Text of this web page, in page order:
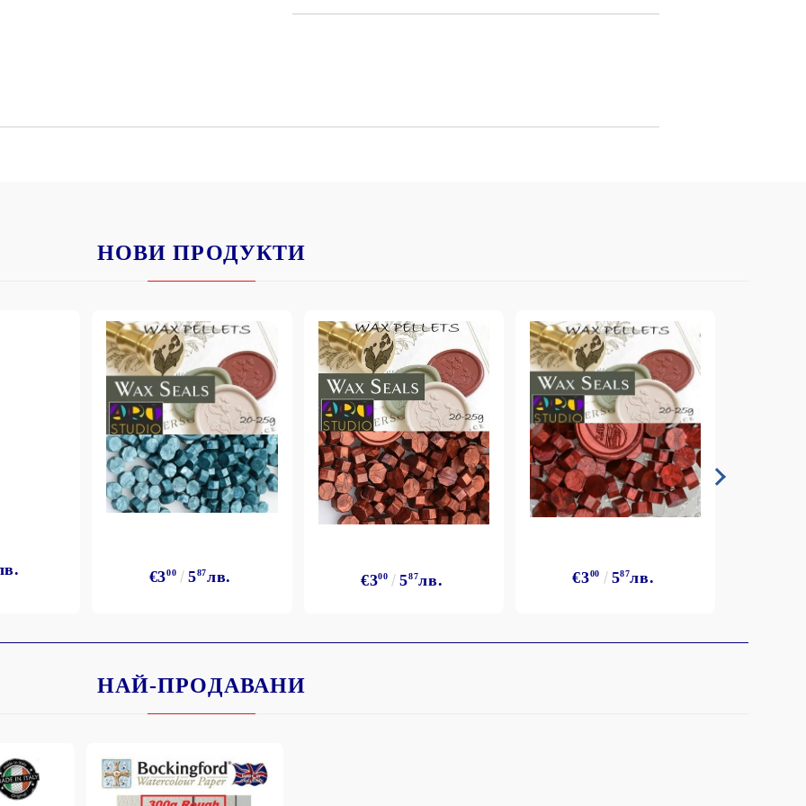
ЗА ВОСЪК И ЦВЕТНИ
Перлени , Металик , Брокат картони и
хартии
Креативни и ръчни картони и хартии
Креп, тишу, деко велпапе и др.
Цветен и фигурален паус
Папки за релеф и ембос плочи
НОВИ ПРОДУКТИ
€300 587лв. €300 587лв. €300 587лв.
НАЙ-ПРОДАВАНИ